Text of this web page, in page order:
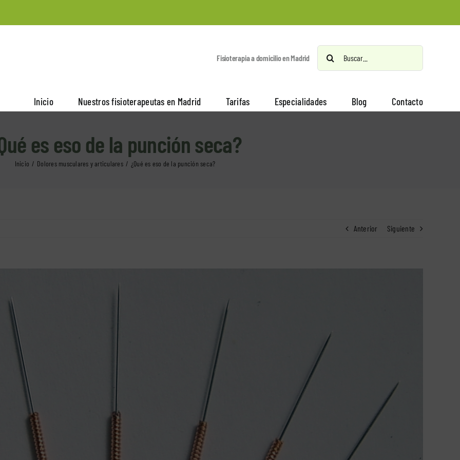
Fisioterapia a domicilio en Madrid
Inicio Nuestros fisioterapeutas en Madrid Tarifas Especialidades Blog Contacto
es eso de la punción seca?
Inicio Dolores musculares y articulares ¿Qué es eso de la punción seca?
Anterior Siguiente